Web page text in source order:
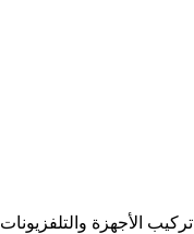
تركيب الأجهزة والتلفزيونات